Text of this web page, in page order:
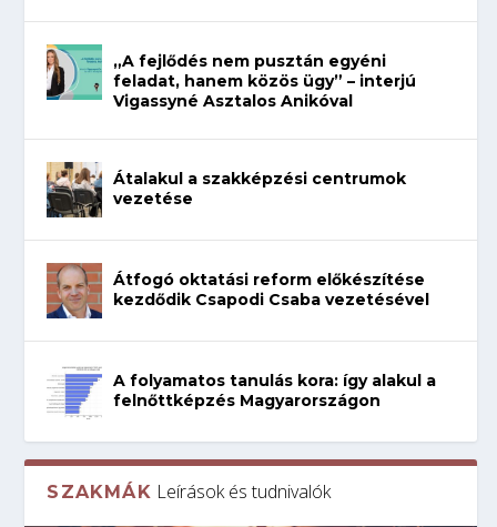
„A fejlődés nem pusztán egyéni
feladat, hanem közös ügy” – interjú
Vigassyné Asztalos Anikóval
Átalakul a szakképzési centrumok
vezetése
Átfogó oktatási reform előkészítése
kezdődik Csapodi Csaba vezetésével
A folyamatos tanulás kora: így alakul a
felnőttképzés Magyarországon
SZAKMÁK Leírások és tudnivalók